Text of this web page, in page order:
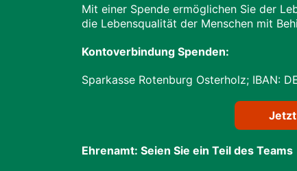
Mit einer Spende ermöglichen Sie der
die Lebensqualität der Menschen mit
Kontoverbindung Spenden:
Sparkasse Rotenburg Osterholz; IBAN:
Ehrenamt: Seien Sie ein Teil des Teams